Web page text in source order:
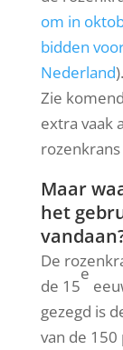
om in
bidden
Nederland).
Zie
extra vaak
Maar
het
De
de 15
e
gezegd is
van de